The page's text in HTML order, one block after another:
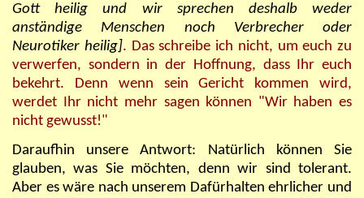
Gott heilig und wir sprechen deshalb weder
anständige Menschen noch Verbrecher oder
Neurotiker heilig]. Das schreibe ich nicht, um euch zu
verwerfen, sondern in der Hoffnung, dass Ihr euch
bekehrt. Denn wenn sein Gericht kommen wird,
werdet Ihr nicht mehr sagen können "Wir haben es
nicht gewusst!"
Daraufhin unsere Antwort: Natürlich können Sie
glauben, was Sie möchten, denn wir sind tolerant.
Aber es wäre nach unserem Dafürhalten ehrlicher und